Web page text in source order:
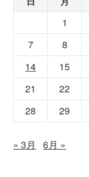
1
7
8
14
15
21
22
28
29
« 3月 6月 »